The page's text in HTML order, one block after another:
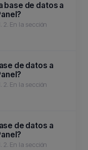
base de datos a
2. En la sección
de datos a
2. En la sección
de datos a
2. En la sección